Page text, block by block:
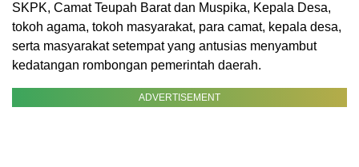
SKPK, Camat Teupah Barat dan Muspika, Kepala Desa,
tokoh agama, tokoh masyarakat, para camat, kepala desa,
serta masyarakat setempat yang antusias menyambut
kedatangan rombongan pemerintah daerah.
ADVERTISEMENT